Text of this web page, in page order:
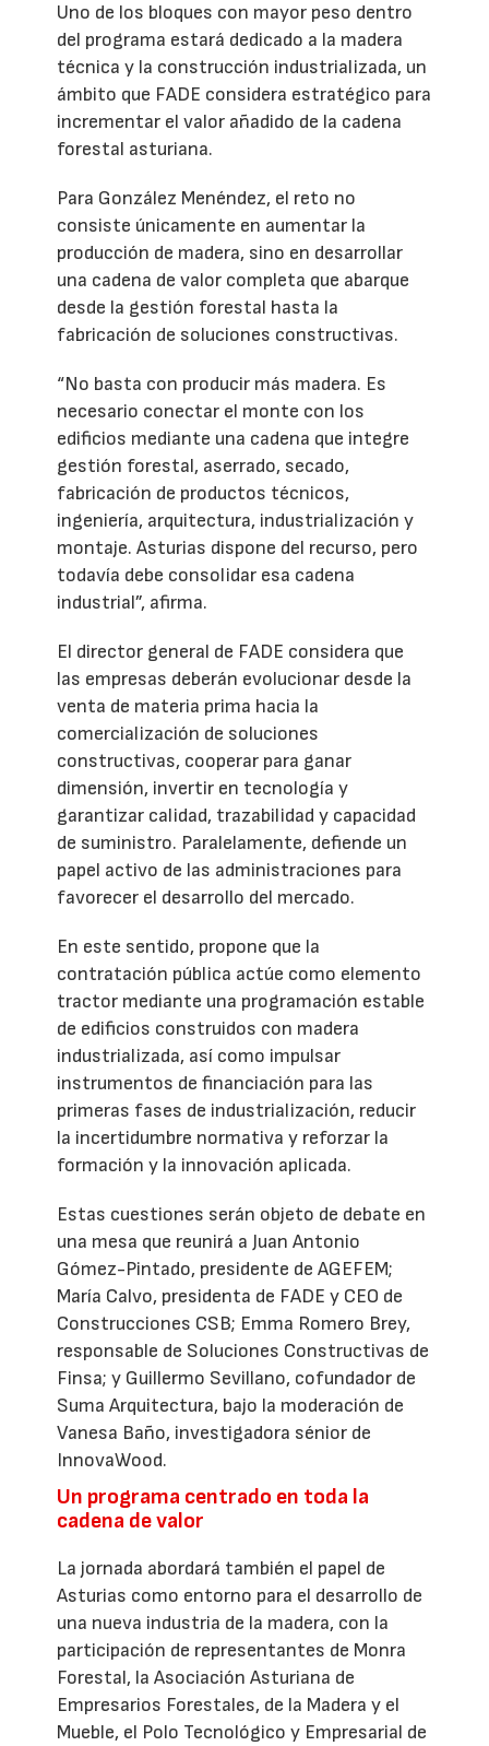
Uno de los bloques con mayor peso dentro
del programa estará dedicado a la madera
técnica y la construcción industrializada, un
ámbito que FADE considera estratégico para
incrementar el valor añadido de la cadena
forestal asturiana.
Para González Menéndez, el reto no
consiste únicamente en aumentar la
producción de madera, sino en desarrollar
una cadena de valor completa que abarque
desde la gestión forestal hasta la
fabricación de soluciones constructivas.
“No basta con producir más madera. Es
necesario conectar el monte con los
edificios mediante una cadena que integre
gestión forestal, aserrado, secado,
fabricación de productos técnicos,
ingeniería, arquitectura, industrialización y
montaje. Asturias dispone del recurso, pero
todavía debe consolidar esa cadena
industrial”, afirma.
El director general de FADE considera que
las empresas deberán evolucionar desde la
venta de materia prima hacia la
comercialización de soluciones
constructivas, cooperar para ganar
dimensión, invertir en tecnología y
garantizar calidad, trazabilidad y capacidad
de suministro. Paralelamente, defiende un
papel activo de las administraciones para
favorecer el desarrollo del mercado.
En este sentido, propone que la
contratación pública actúe como elemento
tractor mediante una programación estable
de edificios construidos con madera
industrializada, así como impulsar
instrumentos de financiación para las
primeras fases de industrialización, reducir
la incertidumbre normativa y reforzar la
formación y la innovación aplicada.
Estas cuestiones serán objeto de debate en
una mesa que reunirá a Juan Antonio
Gómez-Pintado, presidente de AGEFEM;
María Calvo, presidenta de FADE y CEO de
Construcciones CSB; Emma Romero Brey,
responsable de Soluciones Constructivas de
Finsa; y Guillermo Sevillano, cofundador de
Suma Arquitectura, bajo la moderación de
Vanesa Baño, investigadora sénior de
InnovaWood.
Un programa centrado en toda la
cadena de valor
La jornada abordará también el papel de
Asturias como entorno para el desarrollo de
una nueva industria de la madera, con la
participación de representantes de Monra
Forestal, la Asociación Asturiana de
Empresarios Forestales, de la Madera y el
Mueble, el Polo Tecnológico y Empresarial de